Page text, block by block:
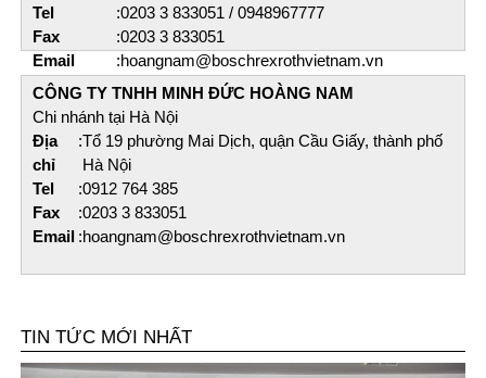
Tel
:0203 3 833051 / 0948967777
Fax
:0203 3 833051
Email
:hoangnam@boschrexrothvietnam.vn
CÔNG TY TNHH MINH ĐỨC HOÀNG NAM​
Chi nhánh tại Hà Nội
Địa
chỉ
:Tổ 19 phường Mai Dịch, quận Cầu Giấy, thành phố
Hà Nội
Tel
:0912 764 385
Fax
:0203 3 833051
Email :hoangnam@boschrexrothvietnam.vn
TIN TỨC MỚI NHẤT